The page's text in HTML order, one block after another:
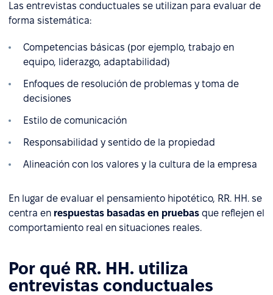
Las entrevistas conductuales se utilizan para evaluar de
forma sistemática:
Competencias básicas (por ejemplo, trabajo en
equipo, liderazgo, adaptabilidad)
Enfoques de resolución de problemas y toma de
decisiones
Estilo de comunicación
Responsabilidad y sentido de la propiedad
Alineación con los valores y la cultura de la empresa
En lugar de evaluar el pensamiento hipotético, RR. HH. se
centra en respuestas basadas en pruebas que reflejen el
comportamiento real en situaciones reales.
Por qué RR. HH. utiliza
entrevistas conductuales